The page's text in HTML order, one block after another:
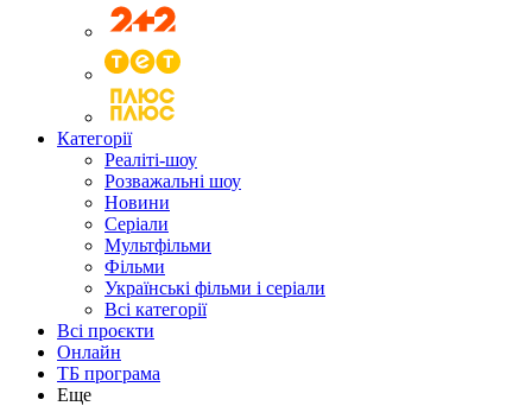
Категорії
Реаліті-шоу
Розважальні шоу
Новини
Серіали
Мультфільми
Фільми
Українські фільми і серіали
Всі категорії
Всі проєкти
Онлайн
ТБ програма
Еще